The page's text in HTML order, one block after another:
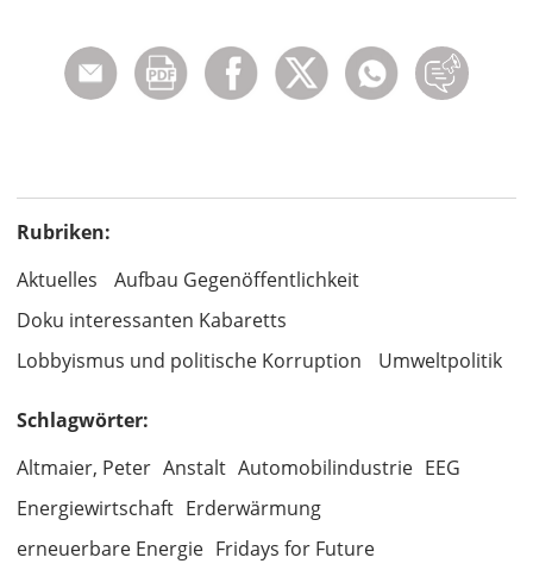
Rubriken:
Aktuelles
Aufbau Gegenöffentlichkeit
Doku interessanten Kabaretts
Lobbyismus und politische Korruption
Umweltpolitik
Schlagwörter:
Altmaier, Peter Anstalt Automobilindustrie EEG
Energiewirtschaft Erderwärmung
erneuerbare Energie Fridays for Future